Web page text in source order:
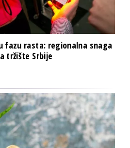
fazu rasta: regionalna snaga
tržište Srbije